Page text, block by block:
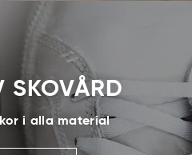
SKOVÅRD
i alla material